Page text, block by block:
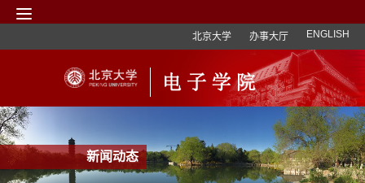
北京大学 办事大厅 ENGLISH
新闻动态